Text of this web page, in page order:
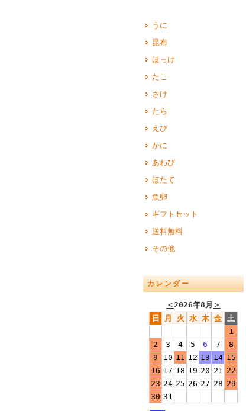
うに
昆布
ほっけ
たこ
さけ
たら
えび
かに
あわび
ほたて
魚卵
ギフトセット
送料無料
その他
カレンダー
＜2026年8月 ＞
日
月 火 水 木 金 土
1
2
3 4 5 6 7
8
9
10 11 12 13 14 15
16 17 18 19 20 21 22
23 24 25 26 27 28 29
30 31